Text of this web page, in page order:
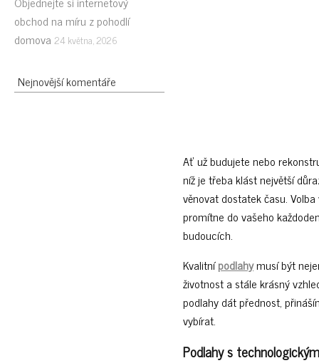
obchod na míru z pohodlí
domova 24 května, 2026
Nejnovější komentáře
Ať už budujete nebo
níž je třeba klást největší
věnovat dostatek času.
promítne do vašeho
budoucích.
Kvalitnípodlahymusí být
životnost a stále krásný
podlahy dát přednost,
vybírat.
Podlahy s